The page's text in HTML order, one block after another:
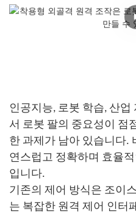
인공지능, 로봇 학습, 산업
서 로봇 팔의 중요성이 점
한 과제가 남아 있습니다.
연스럽고 정확하며 효율
입니다.
기존의 제어 방식은 조이
는 복잡한 원격 제어 인터